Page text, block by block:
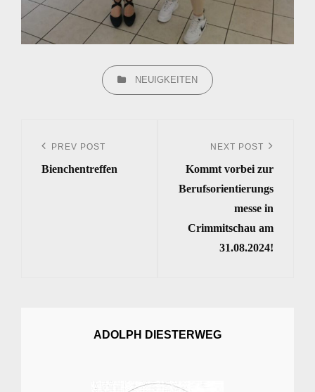
CATEGORIES
NEUIGKEITEN
Navigation
Previous
Post
PREV POST
Bienchentreffen
Post
NEXT POST
Kommt vorbei zur
Berufsorientierungs
messe in
Crimmitschau am
31.08.2024!
ADOLPH DIESTERWEG